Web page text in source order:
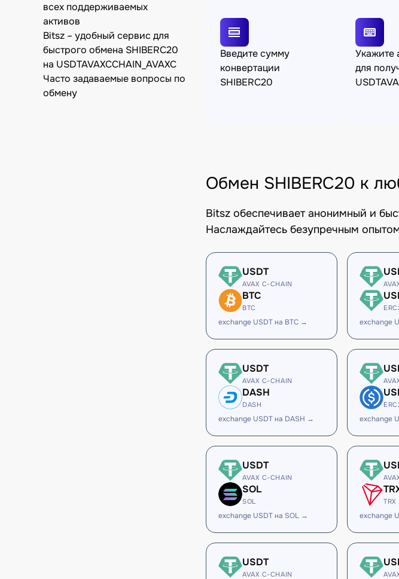
всех поддерживаемых
активов
Bitsz – удобный сервис для
быстрого обмена SHIBERC20
на USDTAVAXCCHAIN_AVAXC
Часто задаваемые вопросы по
обмену
Введите сумму
конвертации
SHIBERC20
Укажите
для
Обмен SHIBERC20 к
Bitsz обеспечивает анонимный и
Наслаждайтесь безупречным
USDT
AVAX C-CHAIN
BTC
BTC
exchange USDT на BTC → exchange
USDT
AVAX C-CHAIN
DASH
DASH
exchange USDT на DASH → exchange
USDT
AVAX C-CHAIN
SOL
SOL
exchange USDT на SOL →
TRX
exchange
USDT
AVAX C-CHAIN